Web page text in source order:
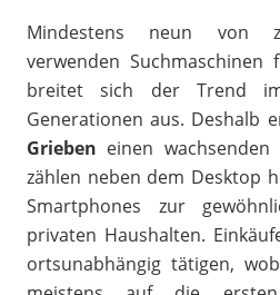
Mindestens neun von
verwenden Suchmaschinen
breitet sich der Trend
Generationen aus. Deshalb
Grieben einen
zählen neben dem Desktop
Smartphones zur
privaten Haushalten.
ortsunabhängig tätigen,